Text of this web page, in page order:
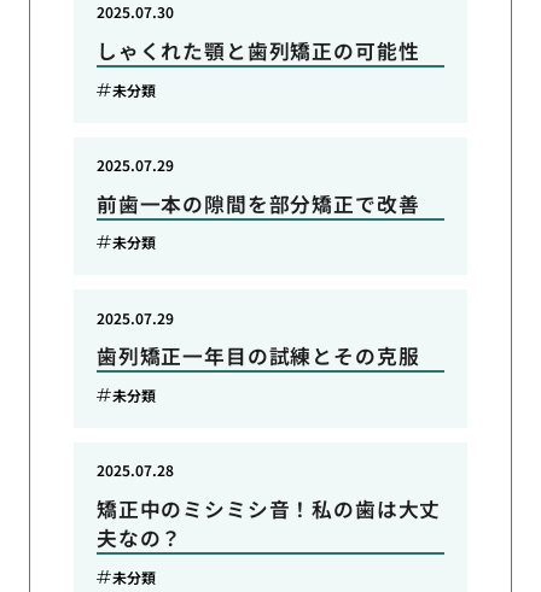
しゃくれた顎と歯列矯正の可能性
2025.07.30
未分類
前歯一本の隙間を部分矯正で改善
2025.07.29
未分類
歯列矯正一年目の試練とその克服
2025.07.29
未分類
矯正中のミシミシ音！私の歯は大丈
夫なの？
2025.07.28
未分類